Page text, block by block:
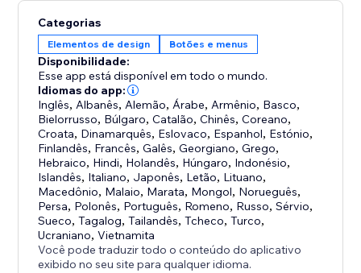
fácil de usar do Readable, compatível com todos os
navegadores modernos e sites com ou sem CMS. O
futuro das experiências online inclusivas começa aqui.
Categorias
Elementos de design Botões e menus
Disponibilidade:
Esse app está disponível em todo o mundo.
Idiomas do app:
Inglês, Albanês, Alemão, Árabe, Armênio, Basco,
Bielorrusso, Búlgaro,Catalão,Chinês,Coreano,
Croata, Dinamarquês, Eslovaco, Espanhol, Estónio,
Finlandês, Francês,Galês,Georgiano,Grego,
Hebraico, Hindi, Holandês, Húngaro, Indonésio,
Islandês, Italiano, Japonês, Letão, Lituano,
Macedônio, Malaio, Marata, Mongol, Norueguês,
Persa, Polonês, Português, Romeno, Russo,Sérvio,
Sueco,Tagalog,Tailandês,Tcheco,Turco,
Ucraniano,Vietnamita
Você pode traduzir todo o conteúdo do aplicativo
exibido no seu site para qualquer idioma.